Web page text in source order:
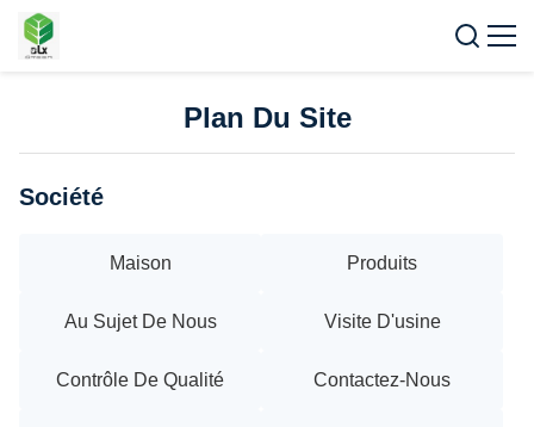
Plan Du Site
Société
Maison Produits
Au Sujet De Nous Visite D'usine
Contrôle De Qualité Contactez-Nous